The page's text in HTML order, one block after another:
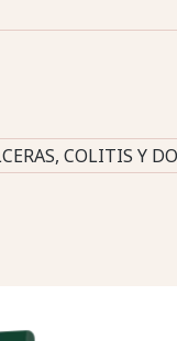
COLITIS Y